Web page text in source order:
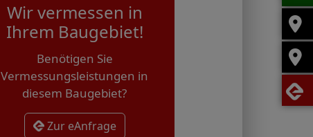
Wir vermessen in
Ihrem Baugebiet!
Benötigen Sie
Vermessungsleistungen in
diesem Baugebiet?
Zur eAnfrage